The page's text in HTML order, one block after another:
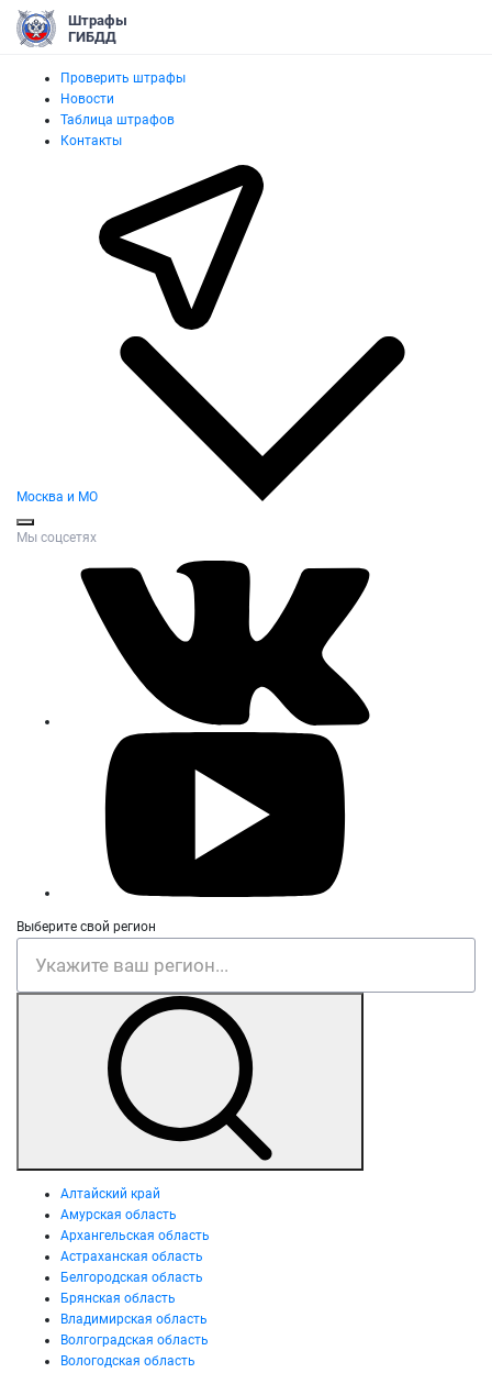
Штрафы
ГИБДД
Проверить штрафы
Новости
Таблица штрафов
Контакты
Москва и МО
Мы соцсетях
Выберите свой регион
Алтайский край
Амурская область
Архангельская область
Астраханская область
Белгородская область
Брянская область
Владимирская область
Волгоградская область
Вологодская область